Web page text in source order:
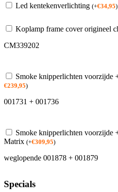
Led kentekenverlichting (+€34,95)
Koplamp frame cover origineel
CM339202
Smoke knipperlichten voorzijde
€239,95)
001731 + 001736
Smoke knipperlichten voorzijde
Matrix (+€309,95)
weglopende 001878 + 001879
Specials